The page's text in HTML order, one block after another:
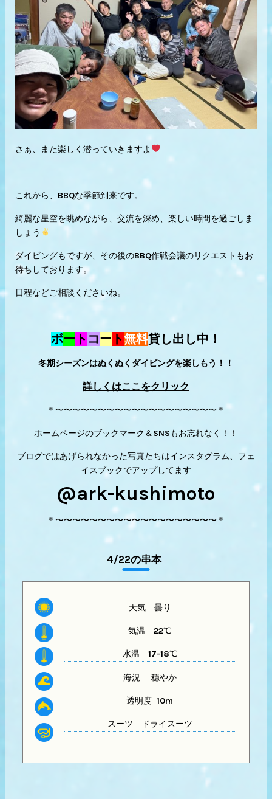
さぁ、また楽しく潜っていきますよ
これから、BBQな季節到来です。
綺麗な星空を眺めながら、交流を深め、楽しい時間を過ごしま
しょう
ダイビングもですが、その後のBBQ作戦会議のリクエストもお
待ちしております。
日程などご相談くださいね。
ボー ト コー ト無料貸し出し中！
冬期シーズンはぬくぬくダイビングを楽しもう！！
詳しくはここをクリック
＊〜〜〜〜〜〜〜〜〜〜〜〜〜〜〜〜〜〜〜＊
ホームページのブックマーク＆SNSもお忘れなく！！
ブログではあげられなかった写真たちはインスタグラム、フェ
イスブックでアップしてます
@ark-kushimoto
＊〜〜〜〜〜〜〜〜〜〜〜〜〜〜〜〜〜〜〜＊
4/22の串本
天気 曇り
気温 22℃
水温 17-18℃
海況 穏やか
透明度 10m
スーツ ドライスーツ